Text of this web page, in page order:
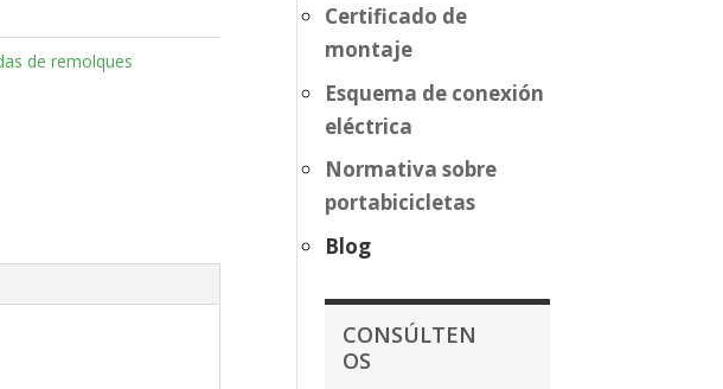
de remolques
Certificado de
montaje
Esquema de conexión
eléctrica
Normativa sobre
portabicicletas
Blog
CONSÚLTEN
OS